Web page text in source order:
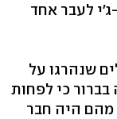
לעבר אחד
שנהרגו על
כי לפחות
מהם היה חבר